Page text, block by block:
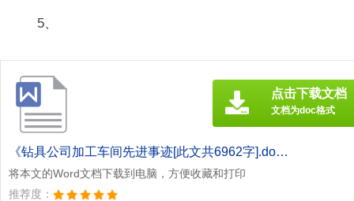
5、
《钻具公司加工车间先进事迹[此文共6962字].doc》
将本文的Word文档下载到电脑，方便收藏和打印
推荐度：
点击下载文档
文档为doc格式